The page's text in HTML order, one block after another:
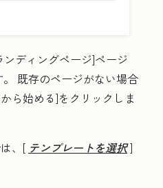
ディングページ]ページ
。
既存のページがない場合
ら始める]をクリックしま
、[ テンプレートを選択]